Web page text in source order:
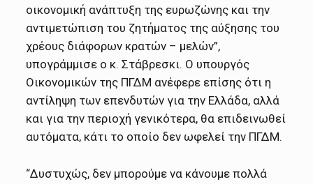
οικονομική ανάπτυξη της ευρωζώνης και την
αντιμετώπιση του ζητήματος της αύξησης του
χρέους διάφορων κρατών – μελών”,
υπογράμμισε ο κ. Στάβρεσκι. Ο υπουργός
Οικονομικών της ΠΓΔΜ ανέφερε επίσης ότι η
αντίληψη των επενδυτών για την Ελλάδα, αλλά
και για την περιοχή γενικότερα, θα επιδεινωθεί
αυτόματα, κάτι το οποίο δεν ωφελεί την ΠΓΔΜ.
“Δυστυχώς, δεν μπορούμε να κάνουμε πολλά